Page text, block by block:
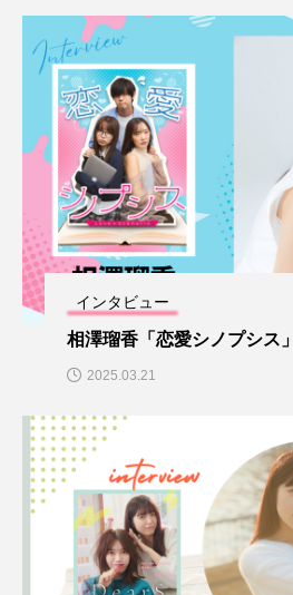
恋愛シノプシス 推し恋
インタビュー
相澤瑠香「恋愛シノプシス
2025.03.21